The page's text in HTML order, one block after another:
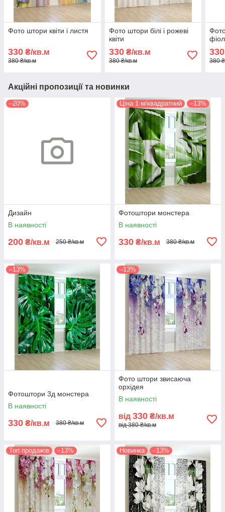
Фото штори квіти і листя
330 ₴/кв.м
380 ₴/кв.м
Фото штори білі і рожеві
квіти
330₴/кв.м
380 ₴/кв.м
330
380
Акційні пропозиції та новинки
–20%
Дизайн
В наявності
200 ₴/кв.м 250 ₴/кв.м
Ціна 1 м/квадратний –13%
Фотоштори монстера
В наявності
330 ₴/кв.м 380 ₴/кв.м
–13%
Фотоштори 3д монстера
В наявності
330 ₴/кв.м 380 ₴/кв.м
–13%
Фото штори звисаюча
орхідея
В наявності
від 330 ₴/кв.м
від 380 ₴/кв.м
Топ продажів –13% Новинка –13%